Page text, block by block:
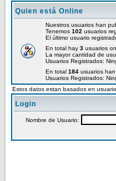
Quien está Online
Nuestros usuarios han
Tenemos 102 usuarios
El último usuario
En total hay 3 usuarios
La mayor cantidad de
Usuarios Registrados:
En total 184 usuarios
Usuarios Registrados:
Estos datos estan basados en
Login
Nombre de Usuario: